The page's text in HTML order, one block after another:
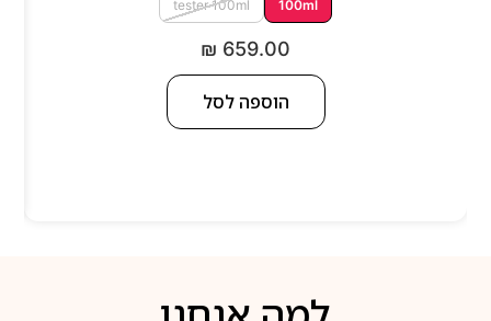
100ml
tester 100ml
₪ 659.00
הוספה לסל